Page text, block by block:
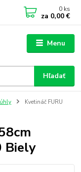
Menu
Hľadať
0 ks
za 0,00 €
Kvetináč FURU
Biely